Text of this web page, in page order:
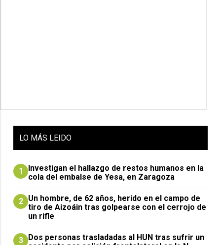
LO MÁS LEIDO
1
Investigan el hallazgo de restos humanos en la
cola del embalse de Yesa, en Zaragoza
2 Un hombre, de 62 años, herido en el campo de
tiro de Aizoáin tras golpearse con el cerrojo de
un rifle
3 ​Dos personas trasladadas al HUN tras sufrir un